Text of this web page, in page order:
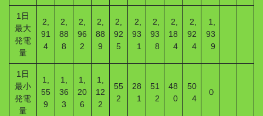
1日
最大
発電
量
2,
91
4
2,
88
8
2,
96
2
2,
88
9
2,
92
5
2,
93
1
2,
93
8
2,
18
4
2,
92
4
1,
93
9
1日
最小
発電
量
1,
55
9
1,
36
3
1,
20
6
1,
12
2
55
2
28
1
51
2
48
0
50
4
０